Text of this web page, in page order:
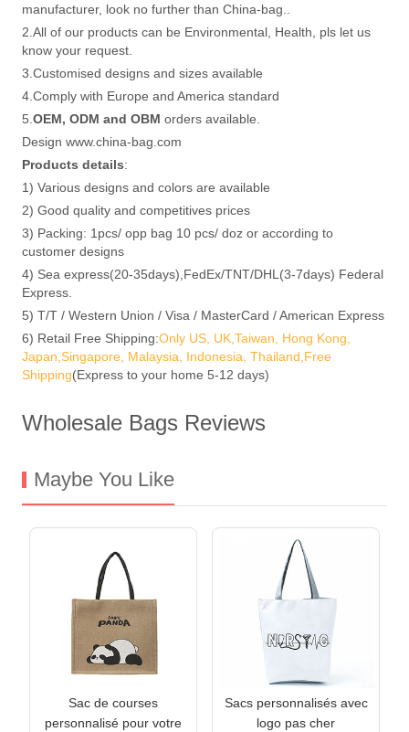
manufacturer, look no further than China-bag..
2.All of our products can be Environmental, Health, pls let us
know your request.
3.Customised designs and sizes available
4.Comply with Europe and America standard
5. OEM, ODM and OBM orders available.
Design www.china-bag.com
Products details:
1) Various designs and colors are available
2) Good quality and competitives prices
3) Packing: 1pcs/ opp bag 10 pcs/ doz or according to
customer designs
4) Sea express(20-35days),FedEx/TNT/DHL(3-7days) Federal
Express.
5) T/T / Western Union / Visa / MasterCard / American Express
6) Retail Free Shipping:Only US, UK,Taiwan, Hong Kong,
Japan,Singapore, Malaysia, Indonesia, Thailand,Free
Shipping(Express to your home 5-12 days)
Wholesale Bags Reviews
Maybe You Like
Sac de courses
personnalisé pour votre
Sacs personnalisés avec
logo pas cher